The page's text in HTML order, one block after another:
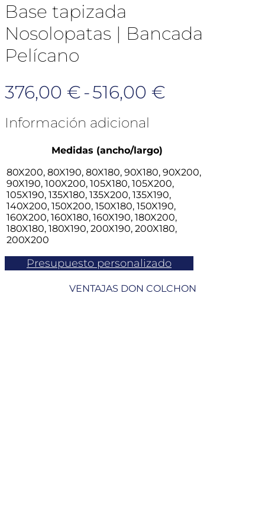
Base tapizada
Nosolopatas | Bancada
Pelícano
376,00 €-516,00 €
376,00 €
hasta
516,00 €
Información adicional
Medidas (ancho/largo)
80X200, 80X190, 80X180, 90X180, 90X200,
90X190, 100X200, 105X180, 105X200,
105X190, 135X180, 135X200, 135X190,
140X200, 150X200, 150X180, 150X190,
160X200, 160X180, 160X190, 180X200,
180X180, 180X190, 200X190, 200X180,
200X200
Presupuesto personalizado
VENTAJAS DON COLCHON